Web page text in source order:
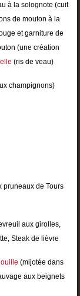
à la solognote (cuit
de mouton à la
et garniture de
(une création
(ris de veau)
champignons)
pruneaux de Tours
aux girolles,
Steak de lièvre
(mijotée dans
aux beignets